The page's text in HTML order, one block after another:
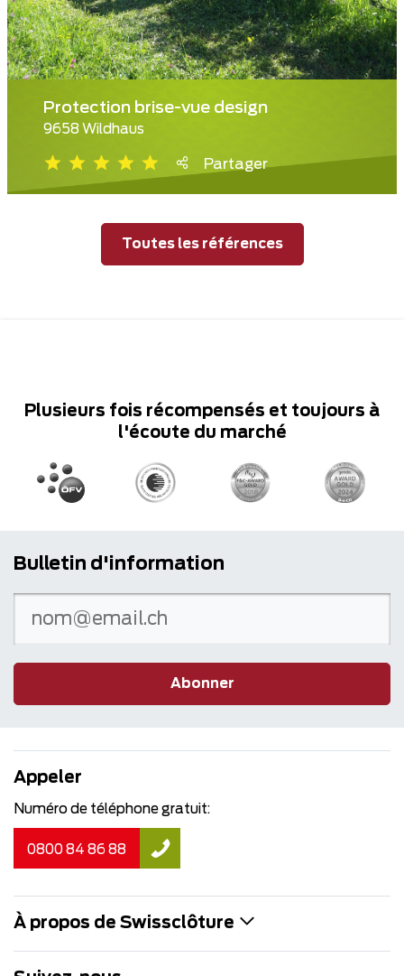
Protection brise-vue design
9658 Wildhaus
Partager
Toutes les références
Plusieurs fois récompensés et toujours à
l'écoute du marché
Bulletin d'information
Abonner
Appeler
Numéro de téléphone gratuit:
0800 84 86 88
À propos de Swissclôture